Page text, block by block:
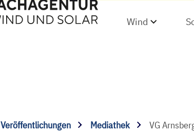
Wind
Veröffentlichungen Mediathek VG